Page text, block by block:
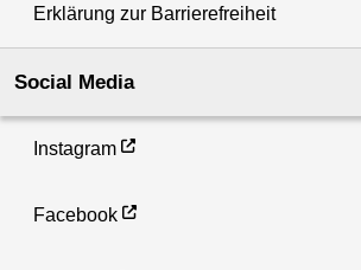
Erklärung zur Barrierefreiheit
Social Media
Instagram
Facebook